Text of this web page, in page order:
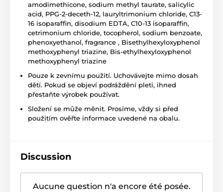
amodimethicone, sodium methyl taurate, salicylic
acid, PPG-2-deceth-12, lauryltrimonium chloride, C13-
16 isoparaffin, disodium EDTA, C10-13 isoparaffin,
cetrimonium chloride, tocopherol, sodium benzoate,
phenoxyethanol, fragrance , Bisethylhexyloxyphenol
methoxyphenyl triazine, Bis-ethylhexyloxyphenol
methoxyphenyl triazine
Pouze k zevnímu použití. Uchovávejte mimo dosah
dětí. Pokud se objeví podráždění pleti, ihned
přestaňte výrobek používat.
Složení se může měnit. Prosíme, vždy si před
použitím ověřte informace uvedené na obalu.
Discussion
Aucune question n'a encore été posée.